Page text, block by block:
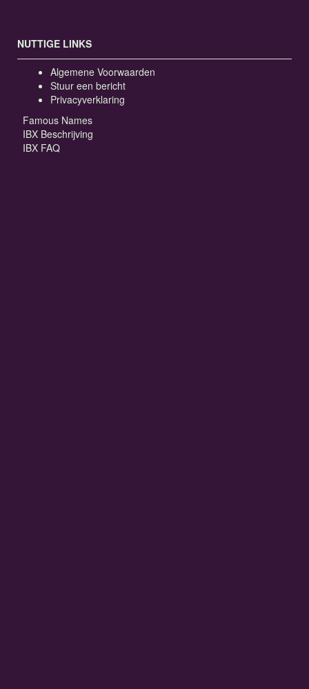
NUTTIGE LINKS
Algemene Voorwaarden
Stuur een bericht
Privacyverklaring
Famous Names
IBX Beschrijving
IBX FAQ